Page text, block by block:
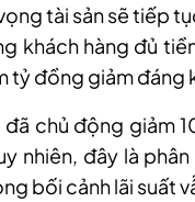
tài sản sẽ tiếp
khách hàng đủ
tỷ đồng giảm đáng
đã chủ động
nhiên, đây là
bối cảnh lãi suất